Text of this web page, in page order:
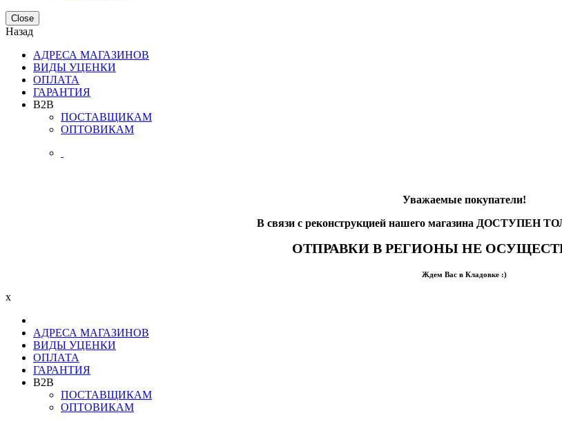
Close
Назад
АДРЕСА МАГАЗИНОВ
ВИДЫ УЦЕНКИ
ОПЛАТА
ГАРАНТИЯ
B2B
ПОСТАВЩИКАМ
ОПТОВИКАМ
Уважаемые покупатели!
В связи с реконструкцией нашего магазина
ОТПРАВКИ В РЕГИОНЫ НЕ
Ждем Вас в Кладовке :)
x
АДРЕСА МАГАЗИНОВ
ВИДЫ УЦЕНКИ
ОПЛАТА
ГАРАНТИЯ
B2B
ПОСТАВЩИКАМ
ОПТОВИКАМ